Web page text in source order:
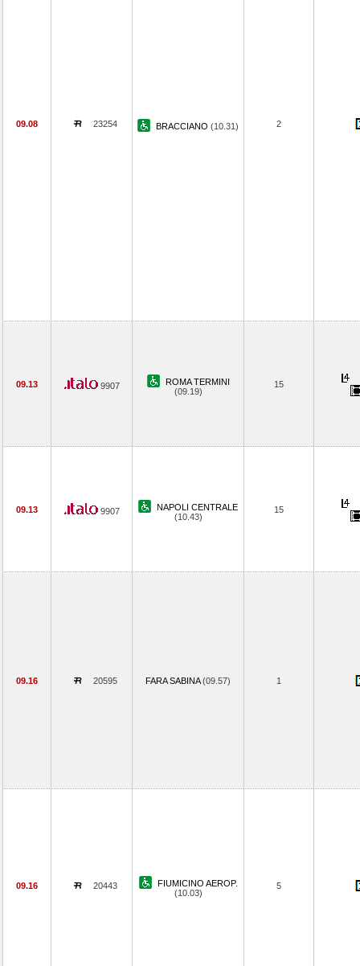
09.08 23254 BRACCIANO (10.31) 2
09.13 9907
ROMA TERMINI
(09.19)
15
09.13 9907
NAPOLI CENTRALE
(10.43)
15
09.16 20595 FARA SABINA(09.57) 1
09.16 20443
FIUMICINO AEROP.
(10.03)
5